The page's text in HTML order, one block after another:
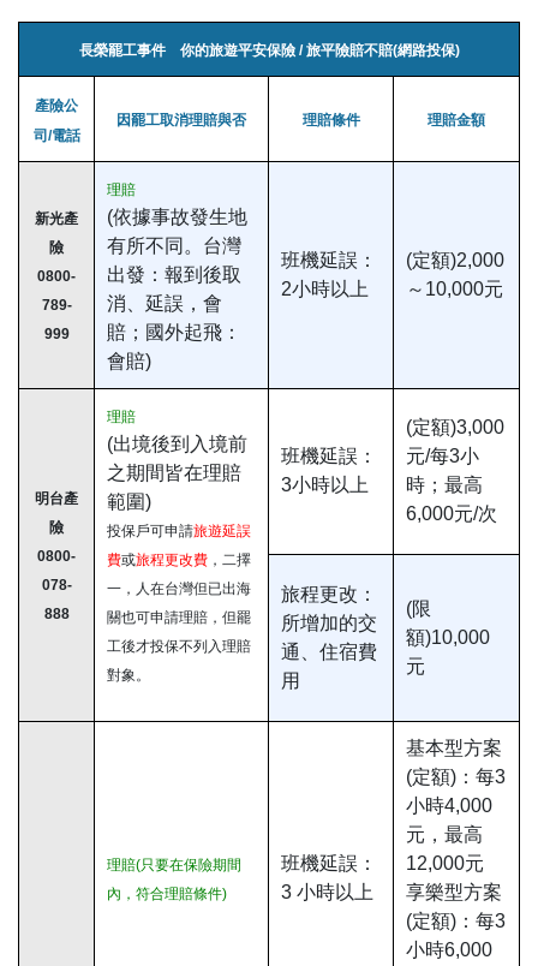
長榮罷工事件 你的旅遊平安保險 / 旅平險賠不賠(網路投保)
產險公
司/電話
因罷工取消理賠與否 理賠條件 理賠金額
新光產
險
0800-
789-
999
理賠
(依據事故發生地
有所不同。台灣
出發：報到後取
消、延誤，會
賠；國外起飛：
會賠)
班機延誤：
2小時以上
(定額)2,000
～10,000元
明台產
險
0800-
078-
888
理賠
(出境後到入境前
之期間皆在理賠
範圍)
投保戶可申請旅遊延誤
費或旅程更改費 ，二擇
一，人在台灣但已出海
關也可申請理賠，但罷
工後才投保不列入理賠
對象。
班機延誤：
3小時以上
(定額)3,000
元/每3小
時；最高
6,000元/次
旅程更改：
所增加的交
通、住宿費
用
(限
額)10,000
元
理賠(只要在保險期間
內，符合理賠條件)
班機延誤：
3 小時以上
基本型方案
(定額)：每3
小時4,000
元，最高
12,000元
享樂型方案
(定額)：每3
小時6,000